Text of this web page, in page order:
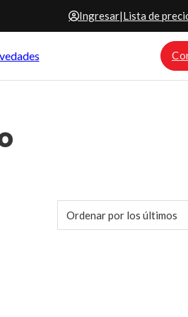
Ingresar|Lista de